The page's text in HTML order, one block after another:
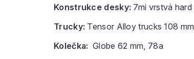
Konstrukce desky: 7mi vrstvá
Trucky: Tensor Alloy trucks 108
Kolečka: Globe 62 mm, 78a